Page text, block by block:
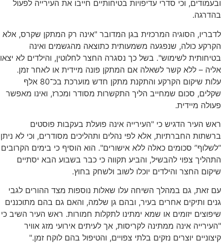
ובעמודים, וכי סדרי עדיפויות בטיחותיים חייבו את העירייה לפעול
בהדרגה.
לדבריו, הסוגיה המרכזית בגן המדובר "אינה רק המתקן שקרס, אלא
הקרקע כולה, שנפגעה משמעותית כתוצאה מהגשמים ואינה
בטיחותית לשימוש". בשל כך נסגרה החצר לחלוטין, והילדים לא יצאו
אליה – ללא קשר לשאלה אם המתקן פונה מיידית או לאחר זמן.
עלות שיקום הקרקע והתקנת מתקן חדש מוערכת בכ־80 אלף
שקלים, סכום שמחייב הליך התקשרות מסודר ומכרז, ואינו מאפשר
פעולה מיידית.
ראש העיר הדגיש כי "העירייה אינה פועלת בעקבות פוסטים
ברשתות החברתיות, אלא לפי נהלים ותהליכים מסודרים, וכי לא ניתן
“לשלוף” סכומים כאלה ללא אישורים". הוא הוסיף כי בימים הקרובים
התהליך צפוי להבשיל, והביע תקווה כי כבר בשבוע הבא יסתיים
שיקום החצר והילדים יוכלו לשוב ולשחק בחוץ.
עם זאת, גם במהלך השיחה עלו שאלות נוספות מצד ההורים לגבי
גנים ותיקים אחרים בעיר, ובהם גן שלמה, והאם גם בהם מתוכננים
שיפוצים יזומים או שמא ימתינו לתקלות חמורות. ראש העיר השיב כי
"העירייה אינה ממתינה לקריסות, אך לעיתים אירועי מזג אוויר
קיצוניים יוצרים נזקים בלתי צפויים, והטיפול בהם לוקח זמן."